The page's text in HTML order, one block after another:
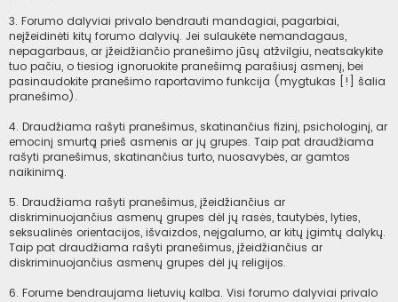
3. Forumo dalyviai privalo bendrauti mandagiai, pagarbiai,
neįžeidinėti kitų forumo dalyvių. Jei sulaukėte nemandagaus,
nepagarbaus, ar įžeidžiančio pranešimo jūsų atžvilgiu, neatsakykite
tuo pačiu, o tiesiog ignoruokite pranešimą parašiusį asmenį, bei
pasinaudokite pranešimo raportavimo funkcija (mygtukas [!] šalia
pranešimo).
4. Draudžiama rašyti pranešimus, skatinančius fizinį, psichologinį, ar
emocinį smurtą prieš asmenis ar jų grupes. Taip pat draudžiama
rašyti pranešimus, skatinančius turto, nuosavybės, ar gamtos
naikinimą.
5. Draudžiama rašyti pranešimus, įžeidžiančius ar
diskriminuojančius asmenų grupes dėl jų rasės, tautybės, lyties,
seksualinės orientacijos, išvaizdos, neįgalumo, ar kitų įgimtų dalykų.
Taip pat draudžiama rašyti pranešimus, įžeidžiančius ar
diskriminuojančius asmenų grupes dėl jų religijos.
6. Forume bendraujama lietuvių kalba. Visi forumo dalyviai privalo